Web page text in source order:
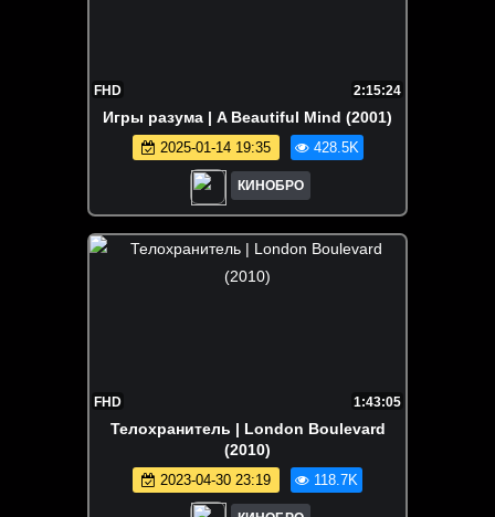
FHD 2:15:24
Игры разума | A Beautiful Mind (2001)
2025-01-14 19:35 428.5K
КИНОБРО
FHD 1:43:05
Телохранитель | London Boulevard
(2010)
2023-04-30 23:19 118.7K